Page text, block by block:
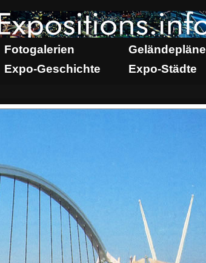
Fotogalerien Geländepläne
Expo-Geschichte Expo-Städte